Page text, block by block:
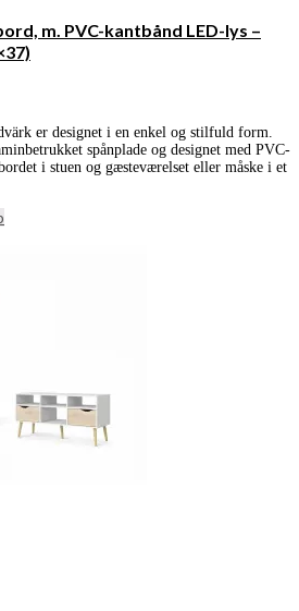
m. PVC-kantbånd LED-lys –
er designet i en enkel og stilfuld form.
spånplade og designet med PVC-
i stuen og gæsteværelset eller måske i et